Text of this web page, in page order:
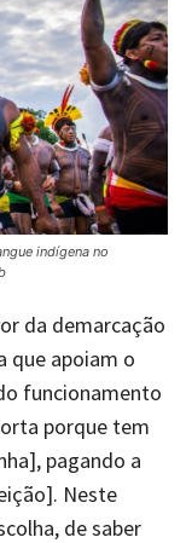
indígena no
da demarcação
que apoiam o
funcionamento
porque tem
pagando a
Neste
de saber